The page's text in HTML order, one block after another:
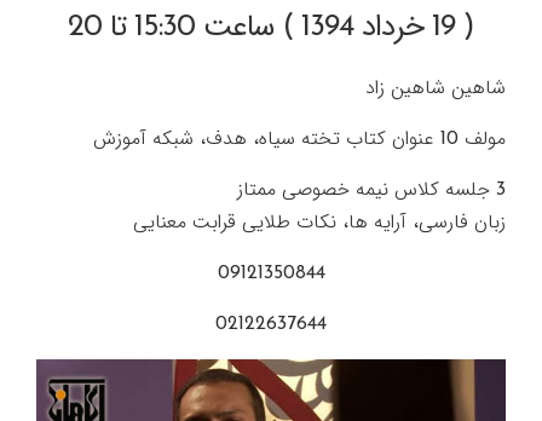
( 19 خرداد 1394 ) ساعت 15:30 تا 20
شاهین شاهین زاد
مولف 10 عنوان کتاب تخته سیاه، هدف، شبکه آموزش
3 جلسه کلاس نیمه خصوصی ممتاز
زبان فارسی، آرایه ها، نکات طلایی قرابت معنایی
09121350844
02122637644